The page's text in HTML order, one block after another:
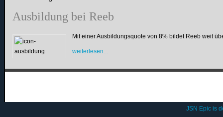
Ausbildung bei Reeb
Mit einer Ausbildungsquote von 8% bildet Reeb weit
weiterlesen...
JSN Epic is